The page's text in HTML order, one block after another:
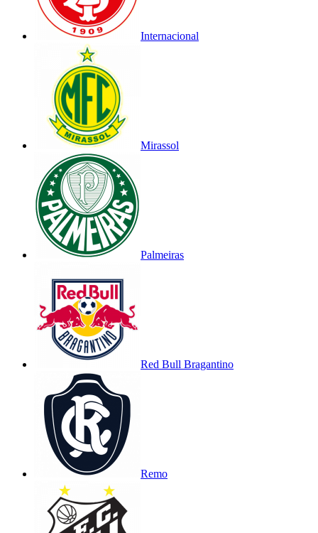
Internacional
Mirassol
Palmeiras
Red Bull Bragantino
Remo